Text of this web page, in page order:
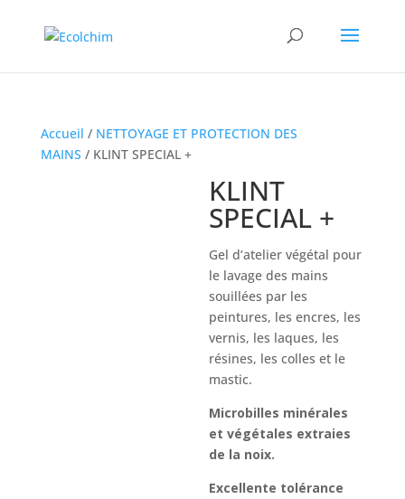
Accueil / NETTOYAGE ET PROTECTION DES
MAINS / KLINT SPECIAL +
KLINT
SPECIAL +
Gel d’atelier végétal pour
le lavage des mains
souillées par les
peintures, les encres, les
vernis, les laques, les
résines, les colles et le
mastic.
Microbilles minérales
et végétales extraies
de la noix.
Excellente tolérance